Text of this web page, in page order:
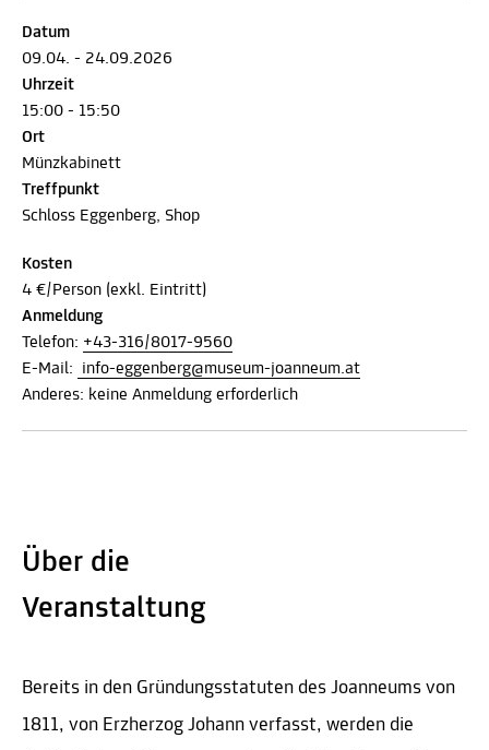
Datum
09.04. - 24.09.2026
Uhrzeit
15:00 - 15:50
Ort
Münzkabinett
Treffpunkt
Schloss Eggenberg, Shop
Kosten
4 €/Person (exkl. Eintritt)
Anmeldung
Telefon: +43-316/8017-9560
E-Mail:
info-eggenberg@museum-joanneum.at
Anderes: keine Anmeldung erforderlich
Über die
Veranstaltung
Bereits in den Gründungsstatuten des Joanneums von
1811, von Erzherzog Johann verfasst, werden die